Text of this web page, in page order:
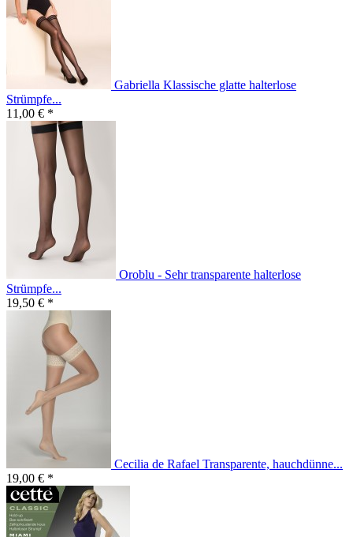
Gabriella Klassische glatte halterlose
Strümpfe...
11,00 € *
Oroblu - Sehr transparente halterlose
Strümpfe...
19,50 € *
Cecilia de Rafael Transparente, hauchdünne...
19,00 € *